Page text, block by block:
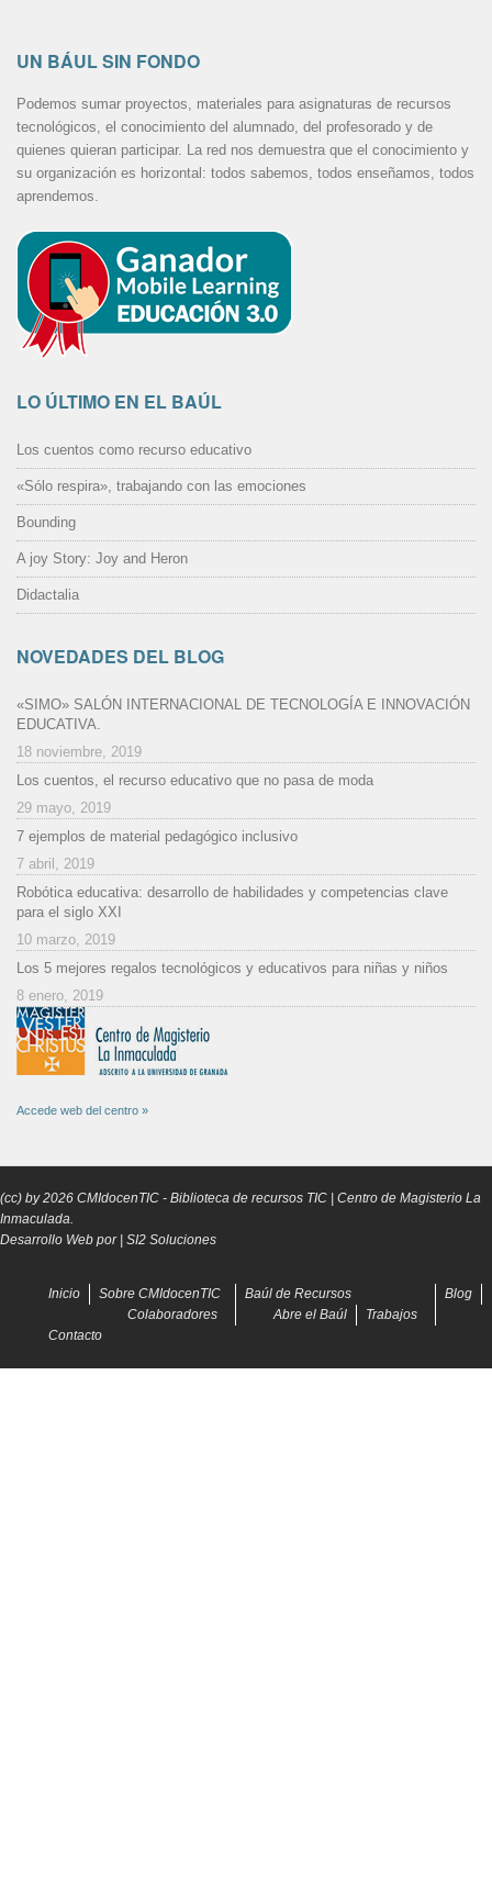
UN BÁUL SIN FONDO
Podemos sumar proyectos, materiales para asignaturas de recursos
tecnológicos, el conocimiento del alumnado, del profesorado y de
quienes quieran participar. La red nos demuestra que el conocimiento y
su organización es horizontal: todos sabemos, todos enseñamos, todos
aprendemos.
LO ÚLTIMO EN EL BAÚL
Los cuentos como recurso educativo
«Sólo respira», trabajando con las emociones
Bounding
A joy Story: Joy and Heron
Didactalia
NOVEDADES DEL BLOG
«SIMO» SALÓN INTERNACIONAL DE TECNOLOGÍA E INNOVACIÓN
EDUCATIVA.
18 noviembre, 2019
Los cuentos, el recurso educativo que no pasa de moda
29 mayo, 2019
7 ejemplos de material pedagógico inclusivo
7 abril, 2019
Robótica educativa: desarrollo de habilidades y competencias clave
para el siglo XXI
10 marzo, 2019
Los 5 mejores regalos tecnológicos y educativos para niñas y niños
8 enero, 2019
Accede web del centro »
(cc) by2026 CMIdocenTIC - Biblioteca de recursos TIC | Centro de Magisterio La
Inmaculada.
Desarrollo Web por | SI2 Soluciones
Inicio
Sobre CMIdocenTIC
Colaboradores
Baúl de Recursos
Abre el Baúl
Trabajos
Blog
Contacto